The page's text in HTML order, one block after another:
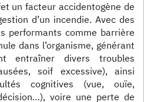
un facteur accidentogène de
d’un incendie. Avec des
performants comme barrière
dans l’organisme, générant
entraîner divers troubles
soif excessive), ainsi
cognitives (vue, ouïe,
voire une perte de